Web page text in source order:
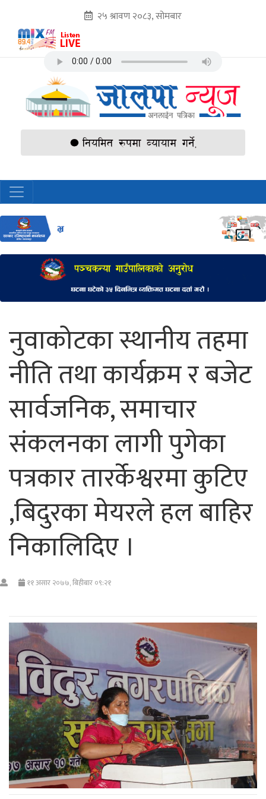
२५ श्रावण २०८३, सोमबार
नुवाकोटका स्थानीय तहमा
नीति तथा कार्यक्रम र बजेट
सार्वजनिक, समाचार
संकलनका लागी पुगेका
पत्रकार तारर्केश्वरमा कुटिए
,बिदुरका मेयरले हल बाहिर
निकालिदिए ।
११ असार २०७७, बिहीबार ०९:२१